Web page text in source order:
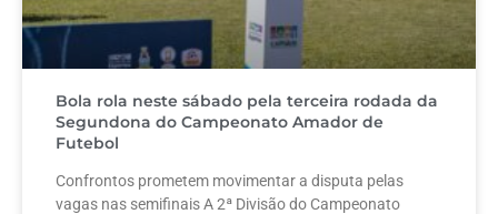
Bola rola neste sábado pela terceira rodada da
Segundona do Campeonato Amador de
Futebol
Confrontos prometem movimentar a disputa pelas
vagas nas semifinais A 2ª Divisão do Campeonato